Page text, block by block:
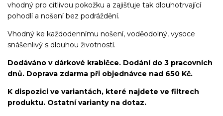
vhodný pro citlivou pokožku a zajišťuje tak dlouhotrvající
pohodlí a nošení bez podráždění.
Vhodný ke každodennímu nošení, voděodolný, vysoce
snášenlivý s dlouhou životností.
Dodáváno v dárkové krabičce. Dodání do 3 pracovních
dnů. Doprava zdarma při objednávce nad 650 Kč.
K dispozici ve variantách, které najdete ve filtrech
produktu. Ostatní varianty na dotaz.